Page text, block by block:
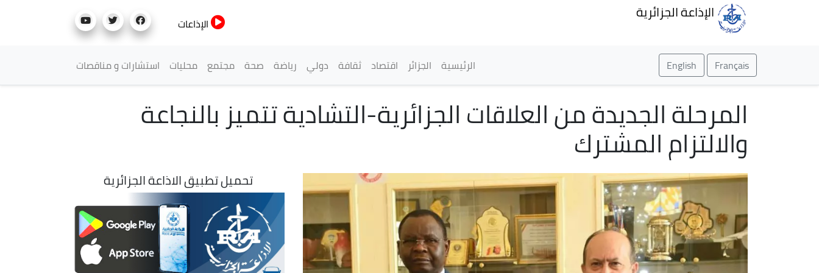
الإذاعة الجزائرية
الإذاعات
Français
English القائمة الرئيسية
الرئيسية الجزائر اقتصاد ثقافة دولي رياضة صحة مجتمع محليات استشارات و مناقصات
المرحلة الجديدة من العلاقات الجزائرية-التشادية تتميز بالنجاعة
والالتزام المشترك
تحميل تطبيق الاذاعة الجزائرية